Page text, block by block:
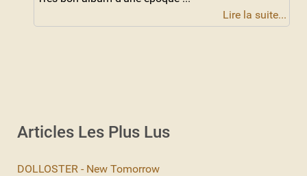
Lire la suite...
Articles Les Plus Lus
DOLLOSTER - New Tomorrow